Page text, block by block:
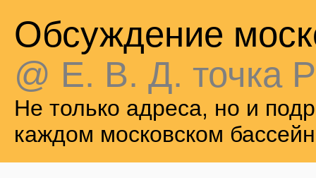
Обсуждение
@ Е. В. Д. точка
Не только адреса, но и
каждом московском